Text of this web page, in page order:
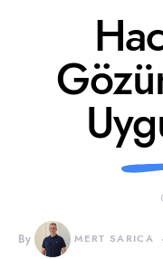
By MERT SARICA